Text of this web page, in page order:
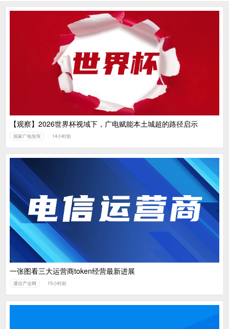
【观察】2026世界杯视域下，广电赋能本土城超的路径启示
国家广电智库 14小时前
一张图看三大运营商token经营最新进展
通信产业网 15小时前